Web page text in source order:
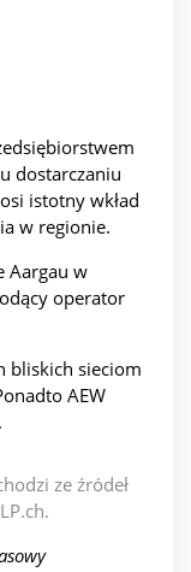
dostarczaniu
istotny wkład
w regionie.
Aargau w
operator
bliskich sieciom
AEW
ze źródeł